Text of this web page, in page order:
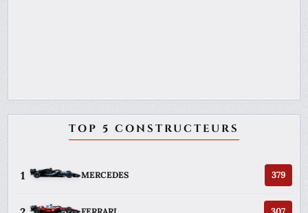
TOP 5 CONSTRUCTEURS
1 MERCEDES 379